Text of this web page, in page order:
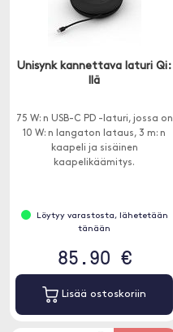
Unisynk kannettava laturi Qi:
llä
75 W: n USB-C PD -laturi, jossa on
10 W: n langaton lataus, 3 m: n
kaapeli ja sisäinen
kaapelikäämitys.
Löytyy varastosta, lähetetään
tänään
85.90 €
Lisää ostoskoriin